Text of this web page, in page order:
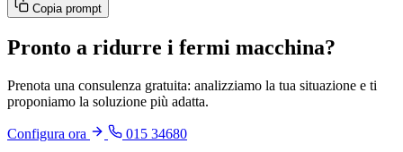
Copia prompt
Pronto a ridurre i fermi macchina?
Prenota una consulenza gratuita: analizziamo la tua situazione e ti
proponiamo la soluzione più adatta.
Configura ora 015 34680